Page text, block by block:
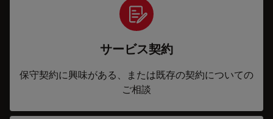
サービス契約
保守契約に興味がある、または既存の契約についての
ご相談